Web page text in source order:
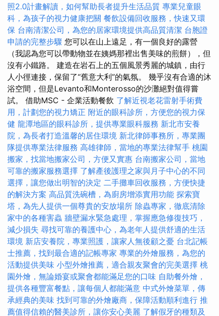
照2.0計畫解讀，如何幫助長者提升生活品質 專業兒童眼
科，為孩子的視力健康把關 餐飲設備回收服務，快速又環
保 台南清潔公司，為您的居家環境提供高品質清潔 台胞證
申請的完整步驟 您可以在山上遠足，有一個良好的露營
（我認為您可以帶動物並在姨媽那裡出售美味的煎餅），但
沒有小鐵路。 建造在岩石上的五個風景秀麗的城鎮，由行
人小徑連接，保留了“舊意大利”的氣氛。 幾乎沒有合適的沐
浴空間，但是Levanto和Monterosso的沙灘絕對值得嘗
試。 借助MSC - 企業活動餐飲 了解近視老花雷射手術費
用，計劃您的視力矯正 附近的眼科診所，方便您的視力保
健 龍潭地區的眼科診所，提供專業眼科服務 新北市安養
院，為長者打造溫馨的居住環境 新北律師事務所，專業團
隊提供專業法律服務 高雄律師，當地的專業法律幫手 桃園
搬家，找當地搬家公司，方便又實惠 台南搬家公司，當地
可靠的搬家服務選擇 了解產後護理之家與月子中心的不同
選擇，讓您做出明智的決定 二手攤車回收服務，方便快捷
的解決方案 高品質洗碗槽，為廚房增添實用功能 探索寶
塔，為先人提供一個尊貴的安放場所 除蟲專家，徹底清除
家中的各種害蟲 牆壁漏水緊急處理，掌握應急修復技巧，
減少損失 尋找可靠的養護中心，為老年人提供舒適的生活
環境 新店安養院，專業照護，讓家人無後顧之憂 台北記帳
士推薦，找到最合適的記帳專家 專業的外燴服務，為您的
活動提供美味 小型外燴推薦，適合親友聚會的完美選擇 桃
園外燴，無論婚宴或聚會都能滿足您的口味 自助餐外燴，
提供各種豐富餐點，讓每個人都能滿意 中式外燴菜單，傳
承經典的美味 找到可靠的外燴廠商，保障活動順利進行 推
薦值得信賴的醫美診所，讓你安心美麗 了解假牙的種類及